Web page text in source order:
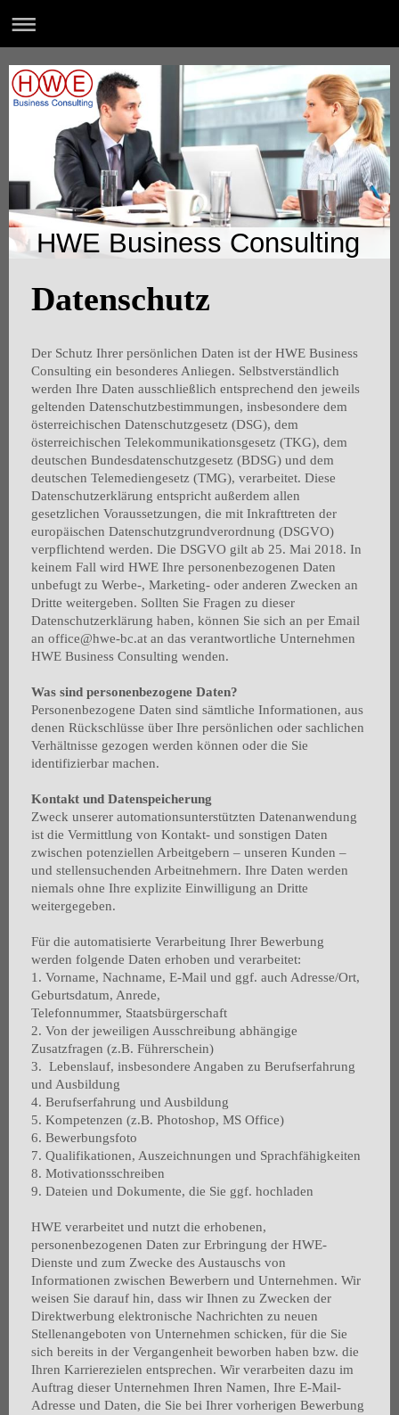
HWE Business Consulting
Datenschutz
Der Schutz Ihrer persönlichen Daten ist der HWE Business
Consulting ein besonderes Anliegen. Selbstverständlich
werden Ihre Daten ausschließlich entsprechend den jeweils
geltenden Datenschutzbestimmungen, insbesondere dem
österreichischen Datenschutzgesetz (DSG), dem
österreichischen Telekommunikationsgesetz (TKG), dem
deutschen Bundesdatenschutzgesetz (BDSG) und dem
deutschen Telemediengesetz (TMG), verarbeitet. Diese
Datenschutzerklärung entspricht außerdem allen
gesetzlichen Voraussetzungen, die mit Inkrafttreten der
europäischen Datenschutzgrundverordnung (DSGVO)
verpflichtend werden. Die DSGVO gilt ab 25. Mai 2018. In
keinem Fall wird HWE Ihre personenbezogenen Daten
unbefugt zu Werbe-, Marketing- oder anderen Zwecken an
Dritte weitergeben. Sollten Sie Fragen zu dieser
Datenschutzerklärung haben, können Sie sich an per Email
an office@hwe-bc.at an das verantwortliche Unternehmen
HWE Business Consulting wenden.
Was sind personenbezogene Daten?
Personenbezogene Daten sind sämtliche Informationen, aus
denen Rückschlüsse über Ihre persönlichen oder sachlichen
Verhältnisse gezogen werden können oder die Sie
identifizierbar machen.
Kontakt und Datenspeicherung
Zweck unserer automationsunterstützten Datenanwendung
ist die Vermittlung von Kontakt- und sonstigen Daten
zwischen potenziellen Arbeitgebern – unseren Kunden –
und stellensuchenden Arbeitnehmern. Ihre Daten werden
niemals ohne Ihre explizite Einwilligung an Dritte
weitergegeben.
Für die automatisierte Verarbeitung Ihrer Bewerbung
werden folgende Daten erhoben und verarbeitet:
1. Vorname, Nachname, E-Mail und ggf. auch Adresse/Ort,
Geburtsdatum, Anrede,
Telefonnummer, Staatsbürgerschaft
2. Von der jeweiligen Ausschreibung abhängige
Zusatzfragen (z.B. Führerschein)
3. Lebenslauf, insbesondere Angaben zu Berufserfahrung
und Ausbildung
4. Berufserfahrung und Ausbildung
5. Kompetenzen (z.B. Photoshop, MS Office)
6. Bewerbungsfoto
7. Qualifikationen, Auszeichnungen und Sprachfähigkeiten
8. Motivationsschreiben
9. Dateien und Dokumente, die Sie ggf. hochladen
HWE verarbeitet und nutzt die erhobenen,
personenbezogenen Daten zur Erbringung der HWE-
Dienste und zum Zwecke des Austauschs von
Informationen zwischen Bewerbern und Unternehmen. Wir
weisen Sie darauf hin, dass wir Ihnen zu Zwecken der
Direktwerbung elektronische Nachrichten zu neuen
Stellenangeboten von Unternehmen schicken, für die Sie
sich bereits in der Vergangenheit beworben haben bzw. die
Ihren Karrierezielen entsprechen. Wir verarbeiten dazu im
Auftrag dieser Unternehmen Ihren Namen, Ihre E-Mail-
Adresse und Daten, die Sie bei Ihrer vorherigen Bewerbung